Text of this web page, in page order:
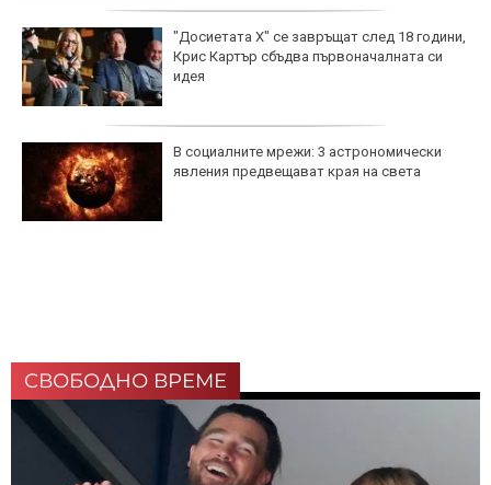
"Досиетата Х" се завръщат след 18 години,
Крис Картър сбъдва първоначалната си
идея
В социалните мрежи: 3 астрономически
явления предвещават края на света
СВОБОДНО ВРЕМЕ